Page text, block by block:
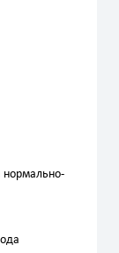
нормально-